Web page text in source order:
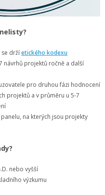
držíetického kodexu
návrhů projektů ročně a další
pro druhou fázi hodnocení
projektů a v průměru u 5-7
na kterých jsou projekty
nebo vyšší
výzkumu